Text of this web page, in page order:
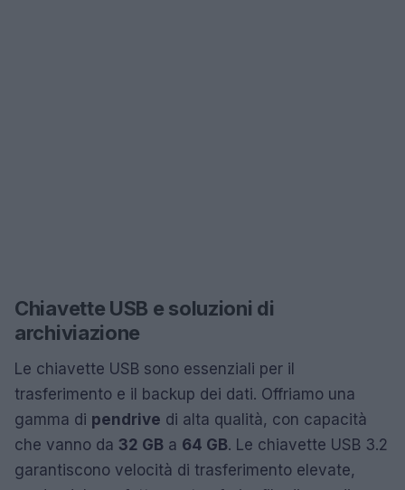
Chiavette USB e soluzioni di
archiviazione
Le chiavette USB sono essenziali per il
trasferimento e il backup dei dati. Offriamo una
gamma di pendrive di alta qualità, con capacità
che vanno da 32 GB a 64 GB. Le chiavette USB 3.2
garantiscono velocità di trasferimento elevate,